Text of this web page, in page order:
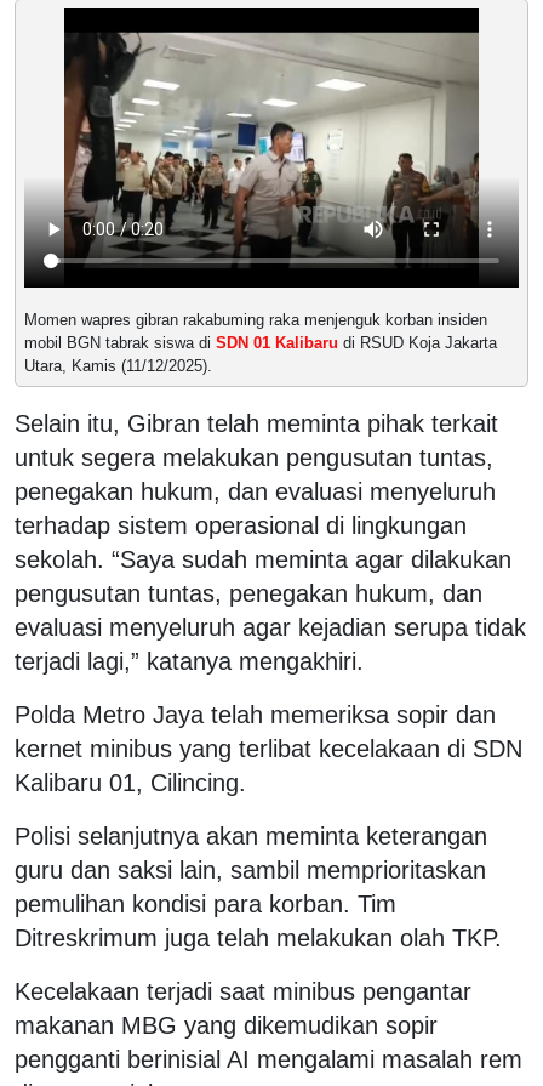
Momen wapres gibran rakabuming raka menjenguk korban insiden
mobil BGN tabrak siswa di SDN 01 Kalibaru di RSUD Koja Jakarta
Utara, Kamis (11/12/2025).
Selain itu, Gibran telah meminta pihak terkait
untuk segera melakukan pengusutan tuntas,
penegakan hukum, dan evaluasi menyeluruh
terhadap sistem operasional di lingkungan
sekolah. “Saya sudah meminta agar dilakukan
pengusutan tuntas, penegakan hukum, dan
evaluasi menyeluruh agar kejadian serupa tidak
terjadi lagi,” katanya mengakhiri.
Polda Metro Jaya telah memeriksa sopir dan
kernet minibus yang terlibat kecelakaan di SDN
Kalibaru 01, Cilincing.
Polisi selanjutnya akan meminta keterangan
guru dan saksi lain, sambil memprioritaskan
pemulihan kondisi para korban. Tim
Ditreskrimum juga telah melakukan olah TKP.
Kecelakaan terjadi saat minibus pengantar
makanan MBG yang dikemudikan sopir
pengganti berinisial AI mengalami masalah rem